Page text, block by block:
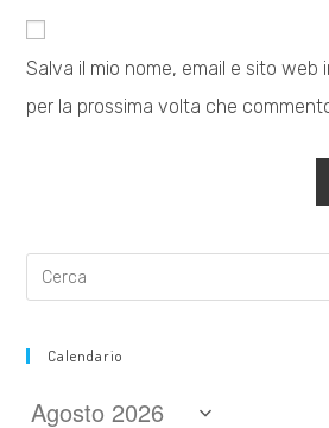
per
per
commentare
web
(facoltativo)
Salva il mio nome, email e sito web
per la prossima volta che
Calendario